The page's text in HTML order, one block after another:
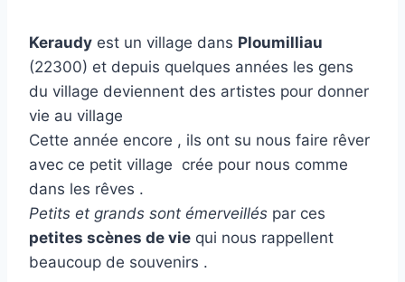
Keraudy est un village dans Ploumilliau
(22300) et depuis quelques années les gens
du village deviennent des artistes pour donner
vie au village
Cette année encore , ils ont su nous faire rêver
avec ce petit village crée pour nous comme
dans les rêves .
Petits et grands sont émerveillés par ces
petites scènes de vie qui nous rappellent
beaucoup de souvenirs .